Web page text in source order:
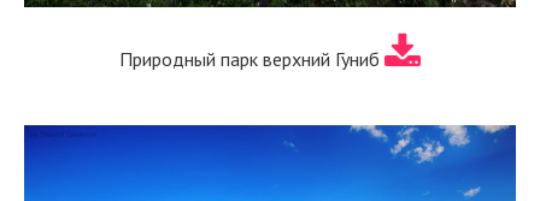
Природный парк верхний Гуниб